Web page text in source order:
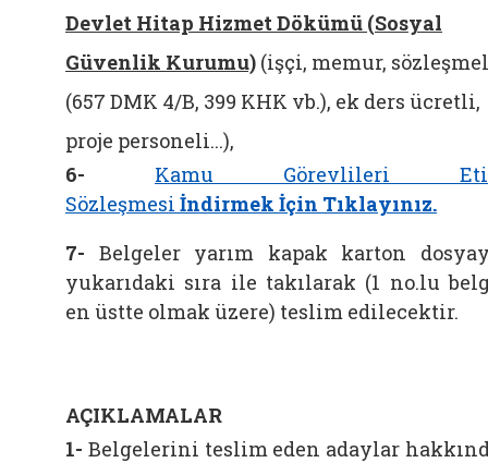
Devlet Hitap Hizmet Dökümü (Sosyal
Güvenlik Kurumu) (işçi, memur,
(657 DMK 4/B, 399 KHK vb.), ek ders ücretli,
proje personeli...),
6-
Kamu Görevlileri
Sözleşmesi İndirmek İçin Tıklayınız.
7- Belgeler yarım kapak karton
yukarıdaki sıra ile takılarak (1 no.lu
en üstte olmak üzere) teslim edilecektir.
AÇIKLAMALAR
1- Belgelerini teslim eden adaylar